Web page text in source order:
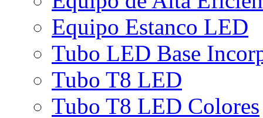
Equipo Estanco LED
Tubo LED Base
Tubo T8 LED
Tubo T8 LED Colores